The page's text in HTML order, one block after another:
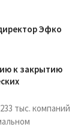
Эфко
к закрытию
тыс. компаний